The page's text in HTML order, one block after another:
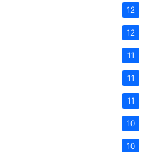
12
12
11
11
11
10
10